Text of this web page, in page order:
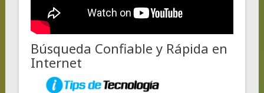
Búsqueda Confiable y Rápida en
Internet